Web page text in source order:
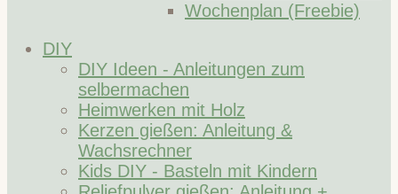
Wochenplan (Freebie)
DIY
DIY Ideen - Anleitungen zum
selbermachen
Heimwerken mit Holz
Kerzen gießen: Anleitung &
Wachsrechner
Kids DIY - Basteln mit Kindern